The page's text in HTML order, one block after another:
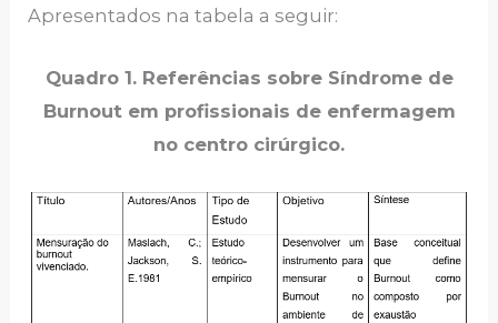
Apresentados na tabela a seguir:
Quadro 1. Referências sobre Síndrome de
Burnout em profissionais de enfermagem
no centro cirúrgico.